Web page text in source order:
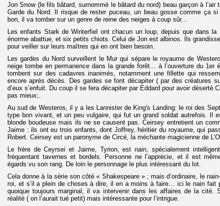
Jon Snow (le fils bâtard, surnommé le bâtard du nord) beau garçon à l’air
Garde du Nord. Il risque de rester puceau, un beau gosse comme ça
bon, il va tomber sur un genre de reine des neiges à coup sûr...
Les enfants Stark de Winterfiel ont chacun un loup, depuis que dans
énorme abattue, et six petits chiots. Celui de Jon est albinos. Ils
pour veiller sur leurs maîtres qui en ont bien besoin.
Les gardes du Nord surveillent le Mur qui sépare le royaume de
neige tombe en permanence dans la grande forêt… à l’ouverture du 1er
tombent sur des cadavres inanimés, notamment une fillette qui
encore après décès. Des gardes se font décapiter ( par des créatures
d’eux s’enfuit. Du coup il se fera décapiter par Eddard pour avoir
pas mieux;.
Au sud de Westeros, il y a les Lannister de King's Landing: le roi des
type bon vivant, et un peu vulgaire, qui fut un grand soldat autrefois. Il
blonde boudeuse mais ils ne se causent pas. Ceirsey entretient un
Jaime : ils ont eu trois enfants, dont Joffrey, héritier du royaume, qui
Robert. Ceirsey est un paronyme de Circé, la méchante magicienne de
Le frère de Ceyrsei et Jaime, Tyrion, est nain, spécialement
fréquentant tavernes et bordels. Personne ne l’apprécie, et il est
égards vu son rang. De loin le personnage le plus intéressant du lot.
Cela donne à la série son côté « Shakespeare » ; mais d’ordinaire, le
roi, et s’il a plein de choses à dire, il en a moins à faire… ici le nain fait
quoique toujours marginal, il va intervenir dans les affaires de la cité.
réalité ( on l’aurait tué petit) mais intéressante pour l’intrigue.